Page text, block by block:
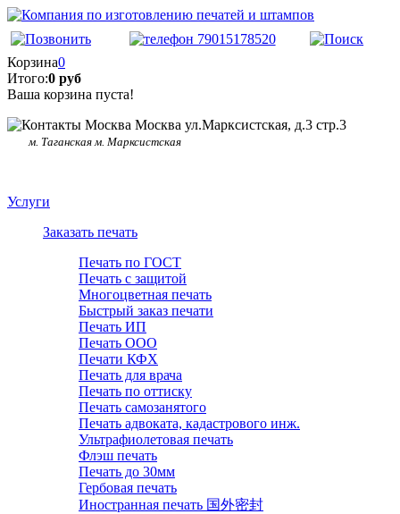
Корзина0
Итого:0 руб
Ваша корзина пуста!
Москва ул.Марксистская, д.3 стр.3
м. Таганская м. Марксистская
Услуги
Заказать печать
Печать по ГОСТ
Печать с защитой
Многоцветная печать
Быстрый заказ печати
Печать ИП
Печать ООО
Печати КФХ
Печать для врача
Печать по оттиску
Печать самозанятого
Печать адвоката, кадастрового инж.
Ультрафиолетовая печать
Флэш печать
Печать до 30мм
Гербовая печать
Иностранная печать 国外密封